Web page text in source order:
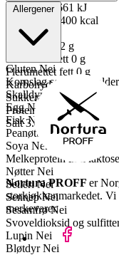
Energi kJ 1661 kJ
400 kcal
Fett 31 g
Mettet fett
12 g
Enumettet fett 0 g
Flerumettet fett 0 g
Karbohydrater
Sukkerarter
0.5 g
Proteiner
30 g
Salt 3.4 g
Allergener
Gluten Nei
Kornslag som
Skalldyr
Nei
Egg Nei
Fisk Nei
Peanøtter
Nei
Soya Nei
Melkeprotein inkl laktose
Nøtter Nei
Selleri Nei
Sennep Nei
Sesamfrø Nei
Svoveldioksid og
Lupin Nei
Bløtdyr Nei
Nortura PROFF er
storkjøkkenmarkedet. Vi
merkevarer.